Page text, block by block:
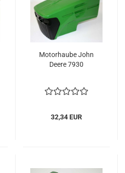
Motorhaube John
Deere 7930
32,34 EUR